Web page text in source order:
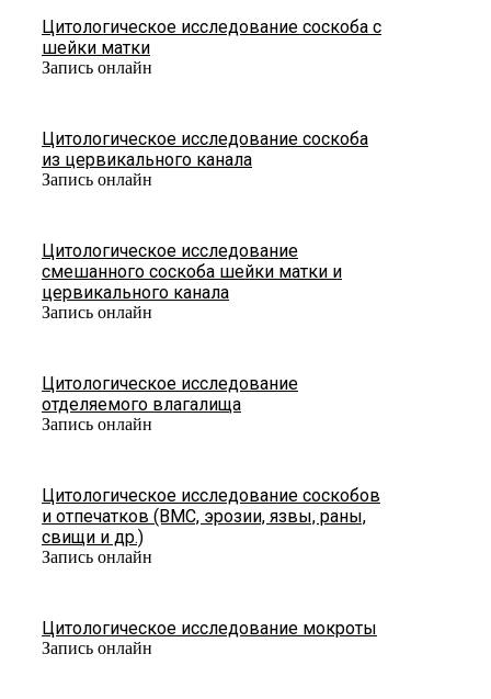
Цитологическое исследование соскоба с
шейки матки
Запись онлайн
Цитологическое исследование соскоба
из цервикального канала
Запись онлайн
Цитологическое исследование
смешанного соскоба шейки матки и
цервикального канала
Запись онлайн
Цитологическое исследование
отделяемого влагалища
Запись онлайн
Цитологическое исследование соскобов
и отпечатков (ВМС, эрозии, язвы, раны,
свищи и др.)
Запись онлайн
Цитологическое исследование мокроты
Запись онлайн